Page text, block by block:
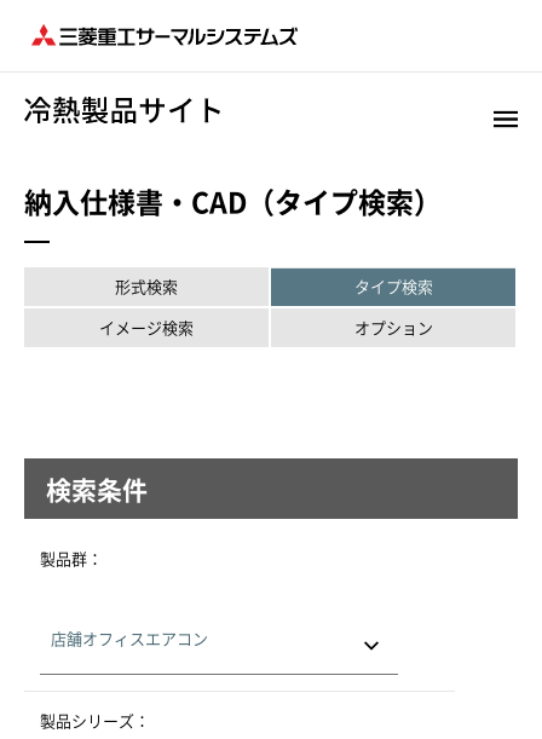
納入仕様書・CAD（タイプ検索）
形式検索 タイプ検索
イメージ検索 オプション
検索条件
製品群：
製品シリーズ：